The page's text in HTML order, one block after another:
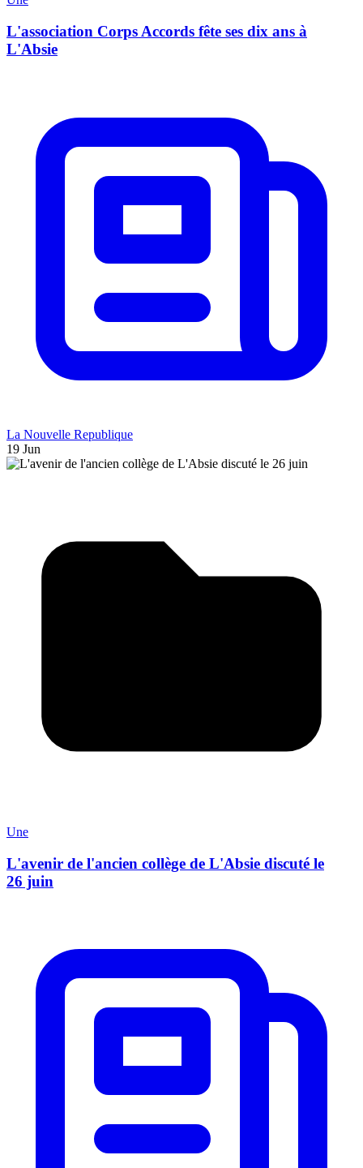
L'association Corps Accords fête ses dix ans à
L'Absie
La Nouvelle Republique
19 Jun
Une
L'avenir de l'ancien collège de L'Absie discuté le
26 juin